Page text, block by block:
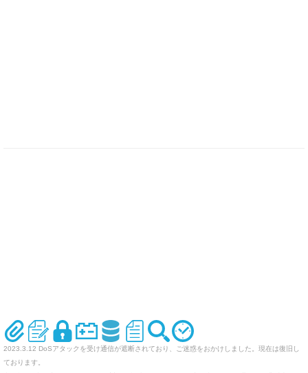
2023.3.12 DoSアタックを受け通信が遮断されており、ご迷惑をおかけしました。現在は復旧し
ております。